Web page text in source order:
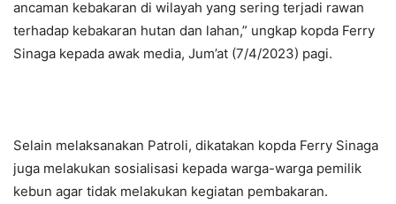
ancaman kebakaran di wilayah yang sering terjadi rawan
terhadap kebakaran hutan dan lahan,” ungkap kopda Ferry
Sinaga kepada awak media, Jum’at (7/4/2023) pagi.
Selain melaksanakan Patroli, dikatakan kopda Ferry Sinaga
juga melakukan sosialisasi kepada warga-warga pemilik
kebun agar tidak melakukan kegiatan pembakaran.